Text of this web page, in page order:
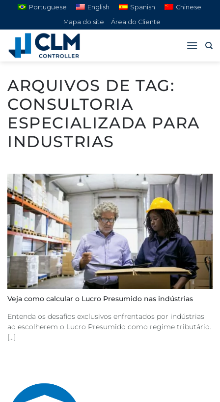
Pular
o
conteúdo
Portuguese English Spanish
Chinese
Mapa do site
Área do Cliente
ARQUIVOS DE TAG:
CONSULTORIA
ESPECIALIZADA PARA
INDUSTRIAS
Veja como calcular o Lucro Presumido nas indústrias
Entenda os desafios exclusivos enfrentados por indústrias
ao escolherem o Lucro Presumido como regime tributário.
[...]